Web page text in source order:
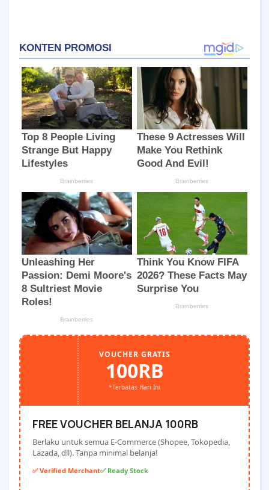
VOUCHER GRATIS
100RB
*Terbatas Hari Ini
FREE VOUCHER BELANJA 100RB
Berlaku untuk semua E-Commerce (Shopee, Tokopedia,
Lazada, dll). Tanpa minimal belanja!
✅ Verified Merchant✅ Ready Stock